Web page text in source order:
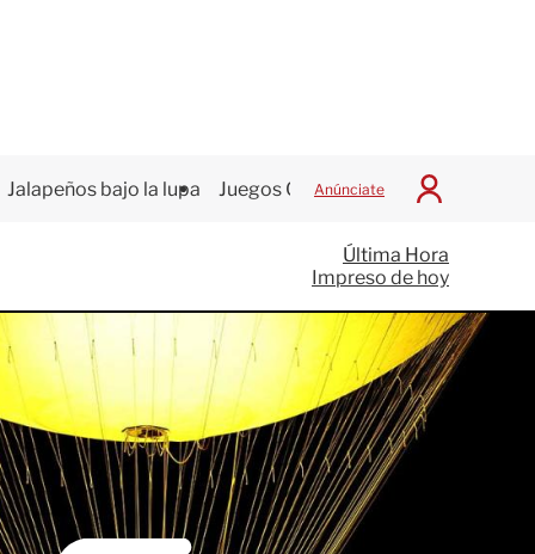
Jalapeños bajo la lupa Juegos Centroamericanos
Anúnciate
I
c
i
a
r
S
e
s
i
Última Hora
Impreso de hoy